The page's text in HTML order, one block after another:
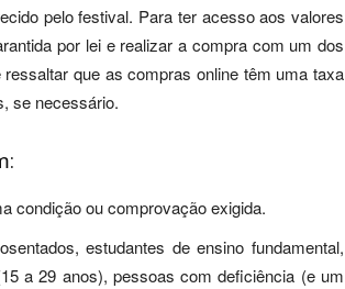
pelo festival. Para ter acesso aos valores
por lei e realizar a compra com um dos
que as compras online têm uma taxa
se necessário.
condição ou comprovação exigida.
estudantes de ensino fundamental,
a 29 anos), pessoas com deficiência (e um